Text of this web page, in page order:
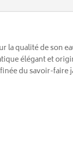
la qualité de son
élégant et
du savoir-faire